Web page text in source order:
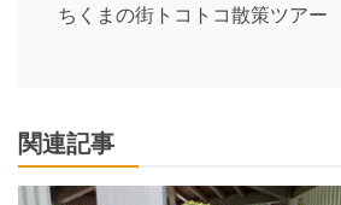
ビ
ゲ
ちくまの街トコトコ散策ツア
関連記事